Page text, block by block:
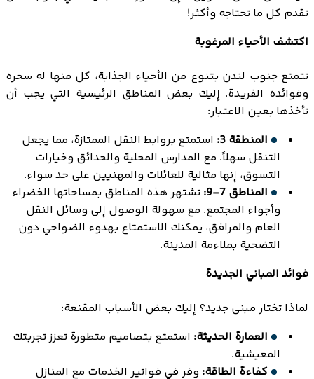
تقدم كل ما تحتاجه وأكثر!
اكتشف الأحياء المرغوبة
تتمتع جنوب لندن بتنوع من الأحياء الجذابة، كل منها له سحره
وفوائده الفريدة. إليك بعض المناطق الرئيسية التي يجب أن
تأخذها بعين الاعتبار:
المنطقة 3:
استمتع بروابط النقل الممتازة، مما يجعل
التنقل سهلاً. مع المدارس المحلية والحدائق وخيارات
التسوق، إنها مثالية للعائلات والمهنيين على حد سواء.
المناطق 7-9:
تشتهر هذه المناطق بمساحاتها الخضراء
وأجواء المجتمع. مع سهولة الوصول إلى وسائل النقل
العام والمرافق، يمكنك الاستمتاع بهدوء الضواحي دون
التضحية بملاءمة المدينة.
فوائد المباني الجديدة
لماذا تختار مبنى جديد؟ إليك بعض الأسباب المقنعة:
العمارة الحديثة: استمتع بتصاميم متطورة تعزز تجربتك
المعيشية.
كفاءة الطاقة: وفر في فواتير الخدمات مع المنازل